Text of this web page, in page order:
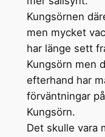
Kungsörnen
men mycket
har länge sett
Kungsörn men
efterhand har
förväntningar
Kungsörn.
Det skulle vara